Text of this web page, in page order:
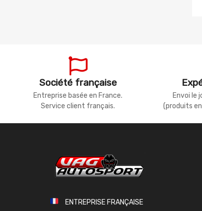
Société française
Entreprise basée en France.
Service client français.
Envoi le
(produits
ENTREPRISE FRANÇAISE